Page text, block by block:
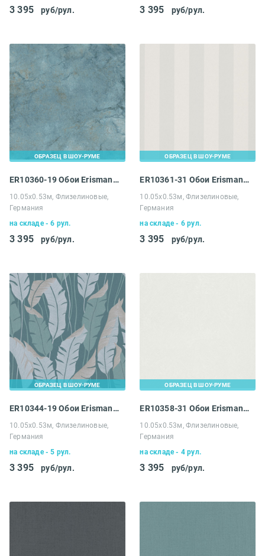
3 395 руб/рул. 3 395 руб/рул.
ОБРАЗЕЦ В ШОУ-РУМЕ
ER10360-19 Обои Erismann 4 Earth Melissa
10.05х0.53м, Флизелиновые,
Германия
на складе - 6 рул.
3 395 руб/рул.
ОБРАЗЕЦ В ШОУ-РУМЕ
ER10361-31 Обои Erismann 4 Earth Melissa
10.05х0.53м, Флизелиновые,
Германия
на складе - 6 рул.
3 395 руб/рул.
ОБРАЗЕЦ В ШОУ-РУМЕ
ER10344-19 Обои Erismann 4 Earth Melissa
10.05х0.53м, Флизелиновые,
Германия
на складе - 5 рул.
3 395 руб/рул.
ОБРАЗЕЦ В ШОУ-РУМЕ
ER10358-31 Обои Erismann 4 Earth Melissa
10.05х0.53м, Флизелиновые,
Германия
на складе - 4 рул.
3 395 руб/рул.